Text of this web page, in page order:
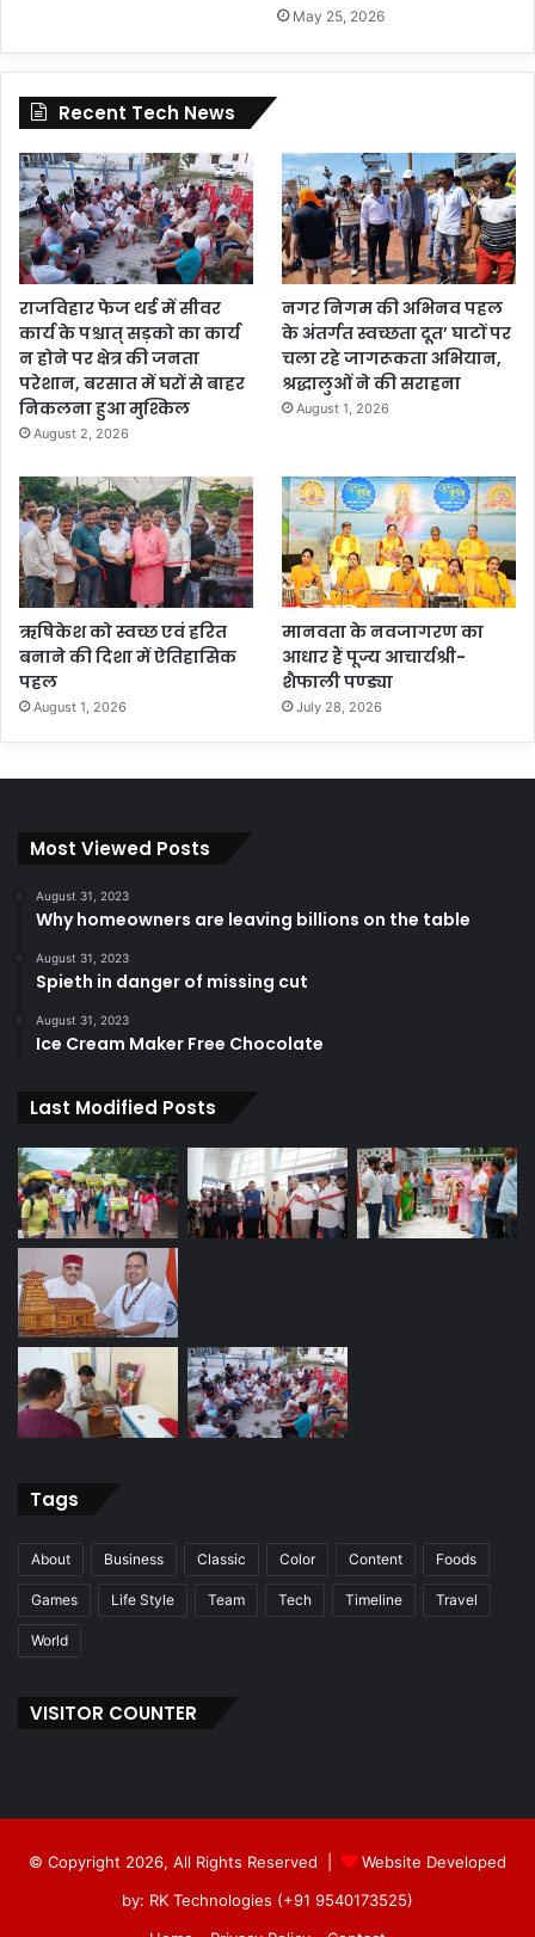
May 25, 2026
Recent Tech News
राजविहार फेज थर्ड में सीवर
कार्य के पश्चात् सड़को का कार्य
न होने पर क्षेत्र की जनता
परेशान, बरसात में घरों से बाहर
निकलना हुआ मुश्किल
August 2, 2026
नगर निगम की अभिनव पहल
के अंतर्गत स्वच्छता दूत’ घाटों पर
चला रहे जागरूकता अभियान,
श्रद्धालुओं ने की सराहना
August 1, 2026
ऋषिकेश को स्वच्छ एवं हरित
बनाने की दिशा में ऐतिहासिक
पहल
August 1, 2026
मानवता के नवजागरण का
आधार हैं पूज्य आचार्यश्री-
शैफाली पण्ड्या
July 28, 2026
Most Viewed Posts
August 31, 2023
Why homeowners are leaving billions on the table
August 31, 2023
Spieth in danger of missing cut
August 31, 2023
Ice Cream Maker Free Chocolate
Last Modified Posts
Tags
About Business Classic Color Content Foods
Games Life Style Team Tech Timeline Travel
World
VISITOR COUNTER
© Copyright 2026, All Rights Reserved |
Website Developed
by: RK Technologies (+91 9540173525)